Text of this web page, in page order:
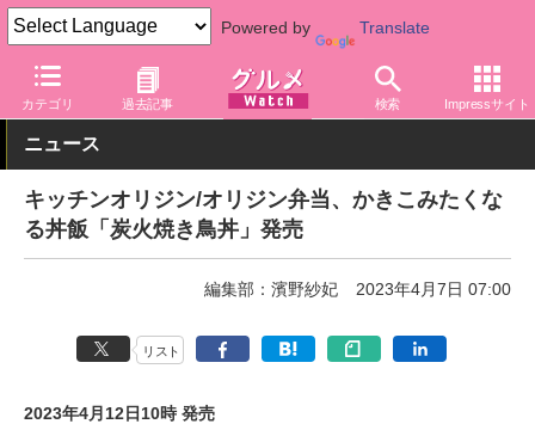
Powered by Translate
カテゴリ 過去記事 検索 Impressサイト
グルメ Watch 店舗 オリジン弁当
ニュース
キッチンオリジン/オリジン弁当、かきこみたくな
る丼飯「炭火焼き鳥丼」発売
編集部：濱野紗妃 2023年4月7日 07:00
リスト
2023年4月12日10時 発売